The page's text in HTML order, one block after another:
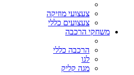
צעצועי מוזיקה
צעצועים כללי
משחקי הרכבה
הרכבה כללי
לגו
מגה קליק